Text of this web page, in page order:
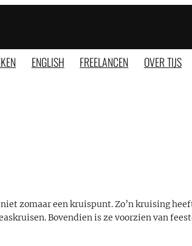
ENGLISH FREELANCEN OVER TIJS
zomaar een kruispunt. Zo’n kruising
Bovendien is ze voorzien van